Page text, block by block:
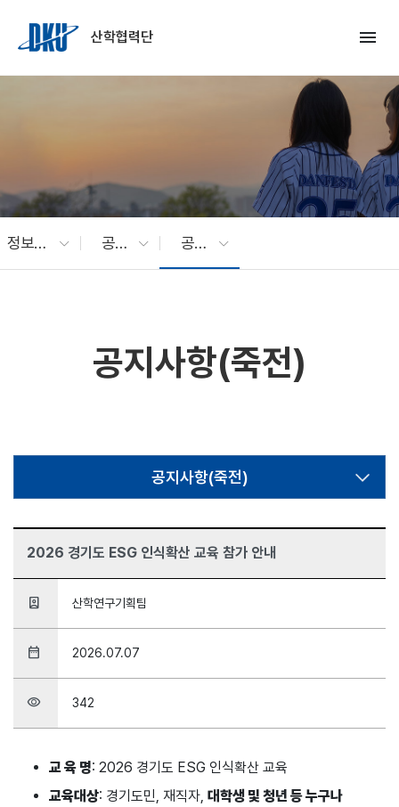
산학협력단
menu
정보광장 공지사항 공지사항(죽전)
공지사항(죽전)
공지사항(죽전)
2026 경기도 ESG 인식확산 교육 참가 안내
person_book 산학연구기획팀
date_range 2026.07.07
visibility 342
교 육 명: 2026 경기도 ESG 인식확산 교육
교육대상: 경기도민, 재직자, 대학생 및 청년 등 누구나